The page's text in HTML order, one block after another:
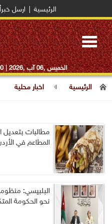
الرئيسية ارسل خبراً
Toggle
navigation
الخميس ,06 آب ,2026 |
الرئيسية اخبار محلية
مطالبات بتعديل
المطاعم في
البلبيسي:
نحو الحكومة